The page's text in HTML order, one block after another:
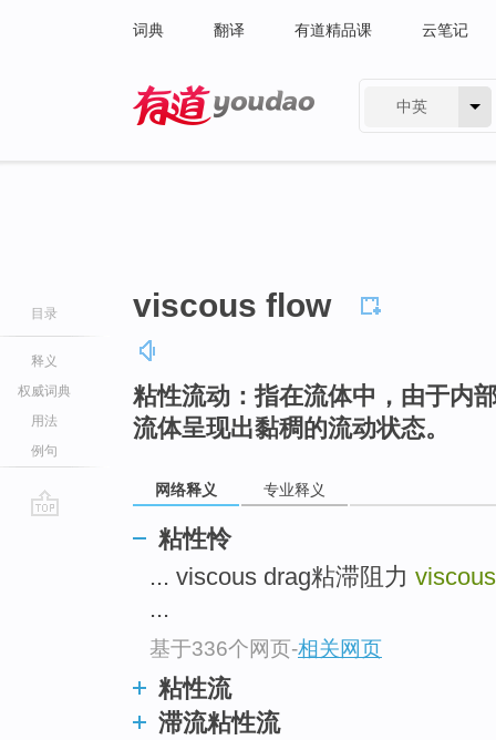
词典 翻译 有道精品课 云笔记
中英
目录
释义
权威词典
用法
例句
viscous flow
粘性流动：指在流体中，由于内
流体呈现出黏稠的流动状态。
网络释义 专业释义
粘性怜
... viscous drag粘滞阻力
...
基于336个网页-相关网页
粘性流
滞流粘性流